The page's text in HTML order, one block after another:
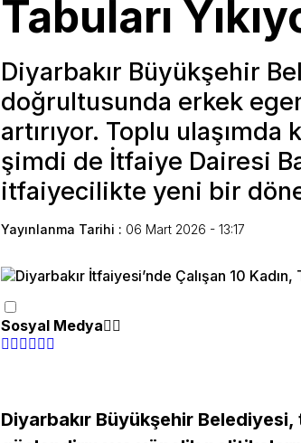
Tabuları
Diyarbakır Büyükşehir
doğrultusunda erkek
artırıyor. Toplu ulaşımda
şimdi de İtfaiye Dairesi
itfaiyecilikte yeni bir
Yayınlanma Tarihi : 06 Mart 2026 - 13:17
Sosyal Medya
Diyarbakır Büyükşehir